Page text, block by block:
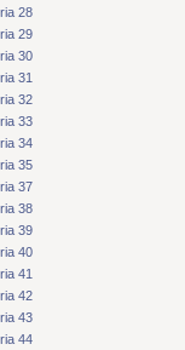
28
29
30
31
32
33
34
35
37
38
39
40
41
42
43
44